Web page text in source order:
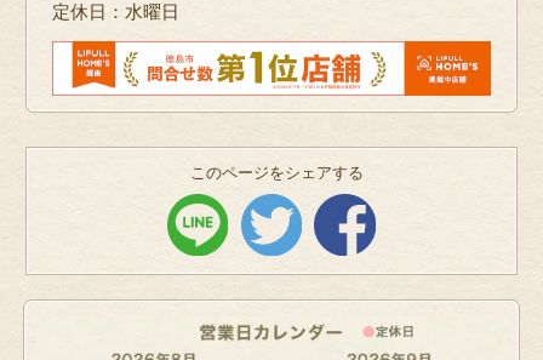
定休日：水曜日
このページをシェアする